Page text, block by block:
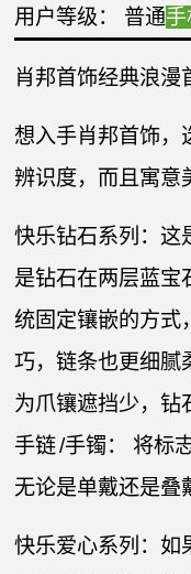
用户等级： 普通
肖邦首饰经典浪漫
想入手肖邦首饰，
辨识度，而且寓意
快乐钻石系列：这
是钻石在两层蓝宝
统固定镶嵌的方式
巧，链条也更细腻
为爪镶遮挡少，钻
手链 /手镯： 将标
无论是单戴还是叠
快乐爱心系列：如